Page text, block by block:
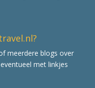
meerdere blogs over
met linkjes